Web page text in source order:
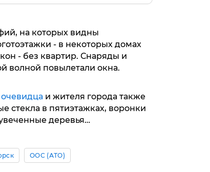
на которых видны
- в некоторых домах
- без квартир. Снаряды и
волной повылетали окна.
и жителя города также
стекла в пятиэтажках, воронки
деревья…
ООС (АТО)